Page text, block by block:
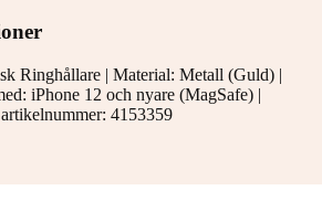
Ringhållare | Material: Metall (Guld) |
iPhone 12 och nyare (MagSafe) |
4153359